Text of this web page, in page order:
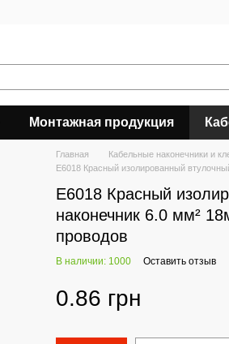
Монтажная продукция
Главная Кабельные наконечники и
E6018 Красный изолированный
E6018 Красный
наконечник 6.0 мм²
проводов
В наличии: 1000 Оставить отзыв
0.86 грн